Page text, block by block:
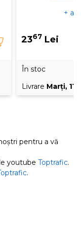
+
2367 Lei
În stoc
Livrare Marţi, 11
pentru a vă
youtube Toptrafic.
.